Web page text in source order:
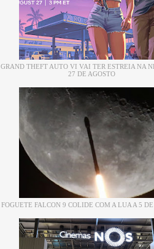
GRAND THEFT AUTO VI VAI TER ESTREIA NA
27 DE AGOSTO
FOGUETE FALCON 9 COLIDE COM A LUA A 5